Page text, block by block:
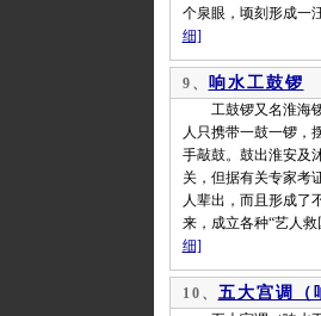
个泉眼，顷刻形成一
细]
9、 响水工鼓锣
工鼓锣又名淮海锣
人只携带一鼓一锣，
手敲鼓。鼓出淮安及
关，但据有关专家考
人辈出，而且形成了
来，成立各种“艺人
细]
10、 五大宫调（